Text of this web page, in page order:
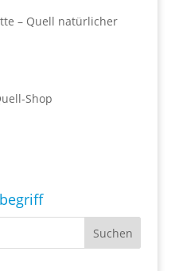
– Quell natürlicher
Shop